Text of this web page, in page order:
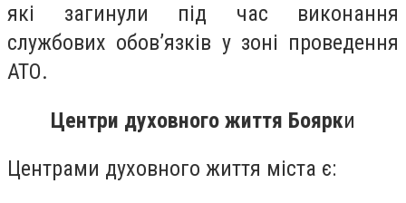
які загинули під час виконання
службових обов’язків у зоні проведення
АТО.
Центри духовного життя Боярки
Центрами духовного життя міста є: